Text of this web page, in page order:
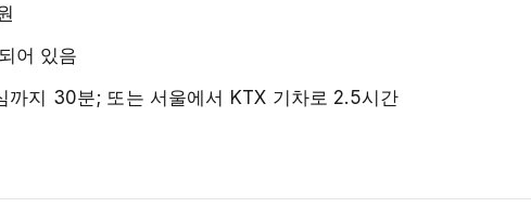
어 있음
까지 30분; 또는 서울에서 KTX 기차로 2.5시간